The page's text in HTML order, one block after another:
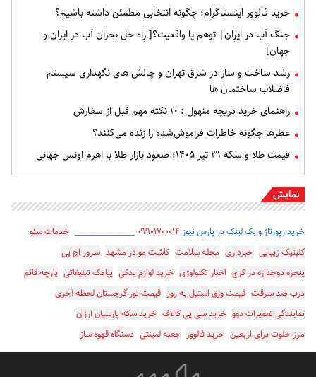
خرید فالوور اینستاگرام؛ چگونه انتخابی مطمئن داشته باشیم؟
جنگ آب در ایران| توهم یا واقعیت؟[ راه حل بحران آب در ایران و
جهان]
رشد ساخت و ساز در شرق تهران و چالش های نگهداری سیستم
فاضلاب ساختمان ها
راهنمای خرید دریچه منهول : ۱۰ نکته مهم قبل از سفارش
عطرها چگونه خاطرات فراموش‌شده را زنده می‌کنند؟
قیمت طلا و سکه ۳۱ تیر ۱۴۰۵؛ صعود بازار طلا با اهرم اونس جهانی
نمایش
خرید رپورتاژ و بک لینک در پارس نیوز ۰۹۹۰۱۷۰۰۰۱۴_________________ خدمات سئو
کلینیک زیبایی خبرداری مجله سلامت کاشت مو در مشهد سرور اچ پی
پنجره دوجداره در کرج اخبار تکنولوژی خرید لوازم یدکی پیامک تبلیغاتی پارچه قائم
درب ضد سرقت قیمت ورق استیل به روز قیمت تور گرجستان لحظه آخری
نمایندگی تعمیرات دوو خرید سی پی کالاف خرید سکه پارسیان ارزان
مرز خلوت برای اربعین خرید فالوور جعبه لمینتی دستگاه قهوه ساز